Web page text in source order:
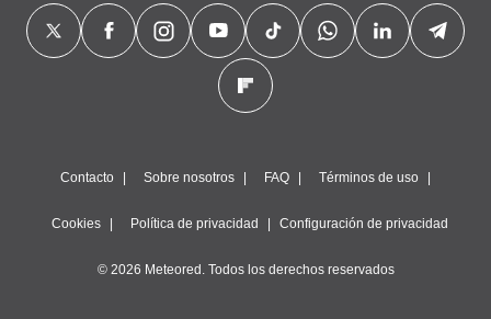
Contacto Sobre nosotros FAQ Términos de uso
Cookies Política de privacidad Configuración de privacidad
© 2026 Meteored. Todos los derechos reservados